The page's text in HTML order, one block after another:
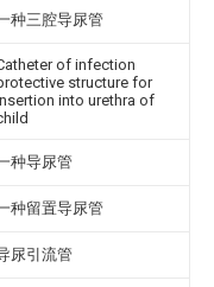
种三腔导尿管
of infection
structure for
into urethra of
种导尿管
种留置导尿管
尿引流管